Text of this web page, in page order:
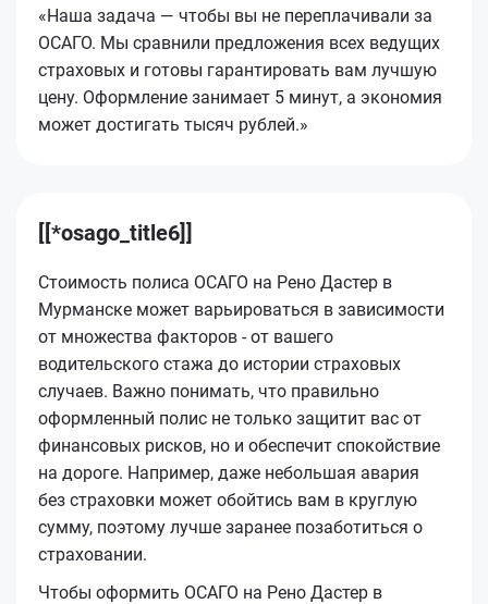
«Наша задача — чтобы вы не переплачивали за
ОСАГО. Мы сравнили предложения всех ведущих
страховых и готовы гарантировать вам лучшую
цену. Оформление занимает 5 минут, а экономия
может достигать тысяч рублей.»
[[*osago_title6]]
Стоимость полиса ОСАГО на Рено Дастер в
Мурманске может варьироваться в зависимости
от множества факторов - от вашего
водительского стажа до истории страховых
случаев. Важно понимать, что правильно
оформленный полис не только защитит вас от
финансовых рисков, но и обеспечит спокойствие
на дороге. Например, даже небольшая авария
без страховки может обойтись вам в круглую
сумму, поэтому лучше заранее позаботиться о
страховании.
Чтобы оформить ОСАГО на Рено Дастер в